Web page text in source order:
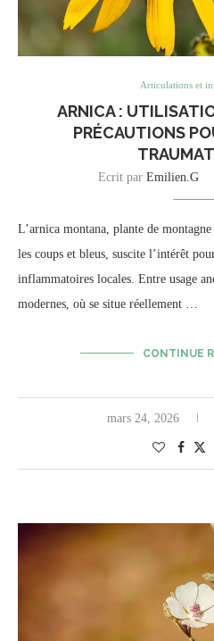
Articulations et
ARNICA :
PRÉCAUTIONS
Ecrit par Emilien.G
L’arnica montana, plante de
les coups et bleus, suscite l’intérêt
inflammatoires locales. Entre usage
modernes, où se situe réellement …
CONTINUE
mars 24, 2026